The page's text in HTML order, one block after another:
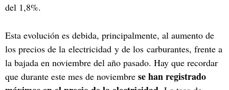
del 1,8%.
Esta evolución es debida, principalmente, al aumento de
los precios de la electricidad y de los carburantes, frente a
la bajada en noviembre del año pasado. Hay que recordar
que durante este mes de noviembre se han registrado